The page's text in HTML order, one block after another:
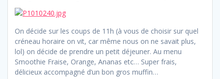
On décide sur les coups de 11h (à vous de choisir sur quel
créneau horaire on vit, car même nous on ne savait plus,
lol) on décide de prendre un petit déjeuner. Au menu
Smoothie Fraise, Orange, Ananas etc… Super frais,
délicieux accompagné d’un bon gros muffin…